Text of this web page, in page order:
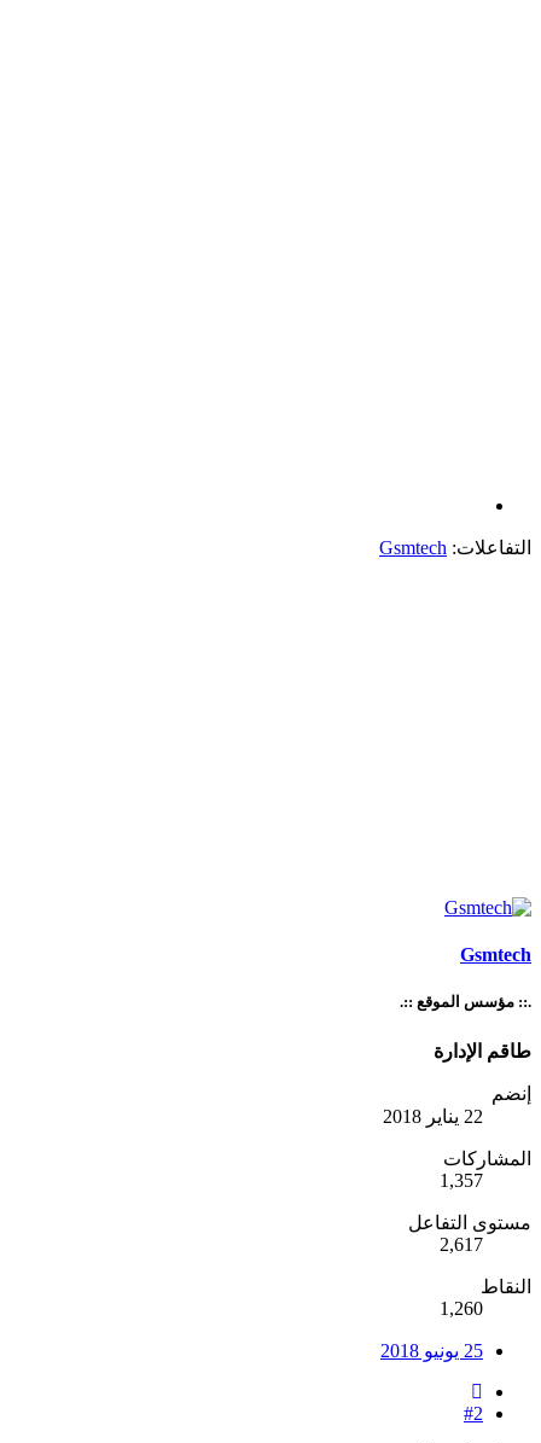
التفاعلات: Gsmtech
Gsmtech
.:: مؤسس الموقع ::.
طاقم الإدارة
إنضم
22 يناير 2018
المشاركات
1,357
مستوى التفاعل
2,617
النقاط
1,260
25 يونيو 2018
#2